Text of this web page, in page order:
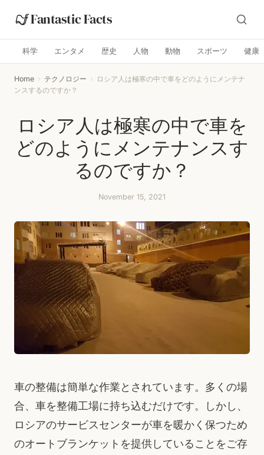
Fantastic Facts
科学 エンタメ 歴史 人物 動物 スポーツ 健康
Home › テクノロジー › ロシア人は極寒の中で車をどのようにメンテナ
ンスするのですか？
ロシア人は極寒の中で車を
どのようにメンテナンスす
るのですか？
November 15, 2021
車の整備は簡単な作業とされています。多くの場
合、車を整備工場に持ち込むだけです。しかし、
ロシアのサービスセンターが車を暖かく保つため
のオートブランケットを提供していることをご存